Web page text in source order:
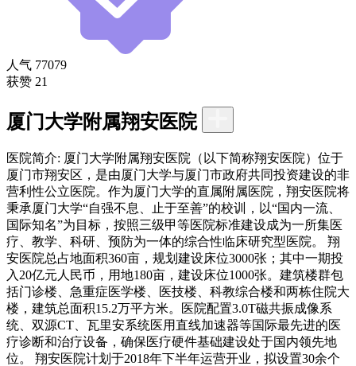
人气 77079
获赞 21
厦门大学附属翔安医院
医院简介: 厦门大学附属翔安医院（以下简称翔安医院）位于
厦门市翔安区，是由厦门大学与厦门市政府共同投资建设的非
营利性公立医院。作为厦门大学的直属附属医院，翔安医院将
秉承厦门大学“自强不息、止于至善”的校训，以“国内一流、
国际知名”为目标，按照三级甲等医院标准建设成为一所集医
疗、教学、科研、预防为一体的综合性临床研究型医院。 翔
安医院总占地面积360亩，规划建设床位3000张；其中一期投
入20亿元人民币，用地180亩，建设床位1000张。建筑楼群包
括门诊楼、急重症医学楼、医技楼、科教综合楼和两栋住院大
楼，建筑总面积15.2万平方米。医院配置3.0T磁共振成像系
统、双源CT、瓦里安系统医用直线加速器等国际最先进的医
疗诊断和治疗设备，确保医疗硬件基础建设处于国内领先地
位。 翔安医院计划于2018年下半年运营开业，拟设置30余个